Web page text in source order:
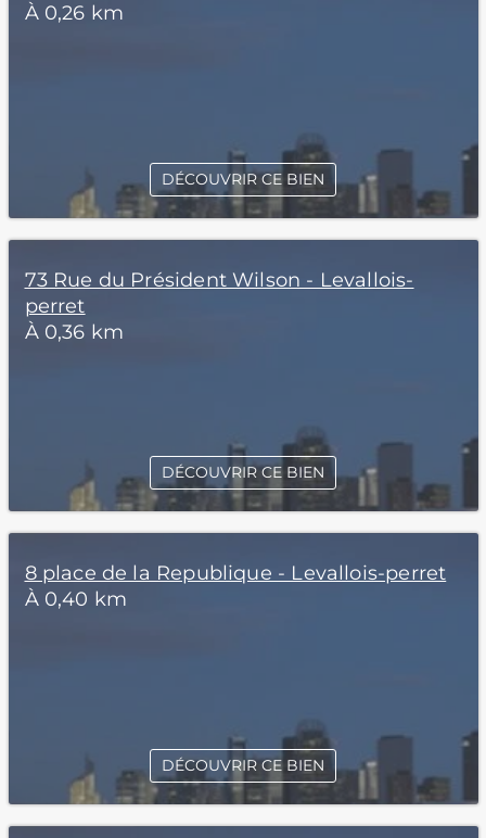
À 0,26 km
DÉCOUVRIR CE BIEN
73 Rue du Président Wilson - Levallois-
perret
À 0,36 km
DÉCOUVRIR CE BIEN
8 place de la Republique - Levallois-perret
À 0,40 km
DÉCOUVRIR CE BIEN